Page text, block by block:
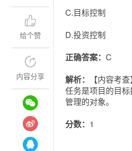
给个赞
内容分享
C.目标控制
D.投资控制
正确答案： C
解析：
【内容考
任务是项目的目
管理的对象。
分数： 1